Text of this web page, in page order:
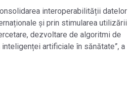
interoperabilității datelor
și prin stimularea utilizării
dezvoltare de algoritmi de
artificiale în sănătate”, a